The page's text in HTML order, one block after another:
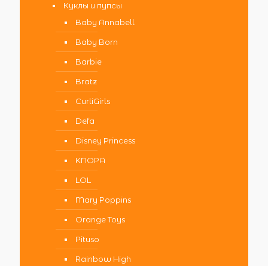
Куклы и пупсы
Baby Annabell
Baby Born
Barbie
Bratz
CurliGirls
Defa
Disney Princess
KNOPA
LOL
Mary Poppins
Orange Toys
Pituso
Rainbow High